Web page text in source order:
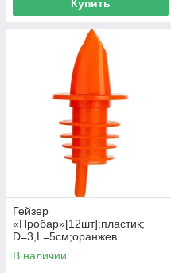
Купить
Гейзер
«Пробар»[12шт];пластик;
D=3,L=5см;оранжев.
В наличии